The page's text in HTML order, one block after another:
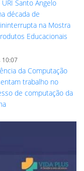
URI Santo Ângelo
década de
na Mostra
Educacionais
10:07
da Computação
trabalho no
de computação da